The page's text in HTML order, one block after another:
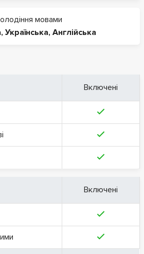
мовами
, Українська, Англійська
Включені
Включені